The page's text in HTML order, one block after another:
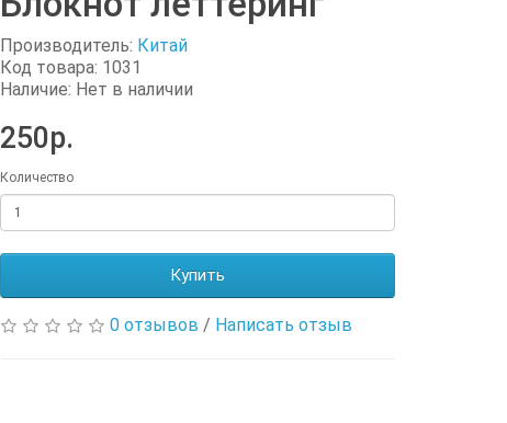
Производитель: Китай
Код товара: 1031
Наличие: Нет в наличии
250р.
Количество
Купить
0 отзывов / Написать отзыв